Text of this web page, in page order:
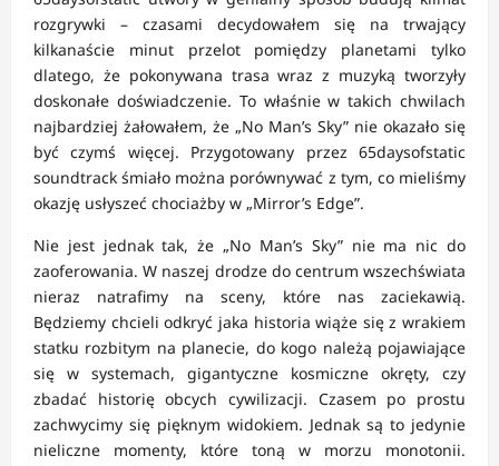
rozgrywki – czasami decydowałem się na trwający
kilkanaście minut przelot pomiędzy planetami tylko
dlatego, że pokonywana trasa wraz z muzyką tworzyły
doskonałe doświadczenie. To właśnie w takich chwilach
najbardziej żałowałem, że „No Man’s Sky” nie okazało się
być czymś więcej. Przygotowany przez 65daysofstatic
soundtrack śmiało można porównywać z tym, co mieliśmy
okazję usłyszeć chociażby w „Mirror’s Edge”.
Nie jest jednak tak, że „No Man’s Sky” nie ma nic do
zaoferowania. W naszej drodze do centrum wszechświata
nieraz natrafimy na sceny, które nas zaciekawią.
Będziemy chcieli odkryć jaka historia wiąże się z wrakiem
statku rozbitym na planecie, do kogo należą pojawiające
się w systemach, gigantyczne kosmiczne okręty, czy
zbadać historię obcych cywilizacji. Czasem po prostu
zachwycimy się pięknym widokiem. Jednak są to jedynie
nieliczne momenty, które toną w morzu monotonii.